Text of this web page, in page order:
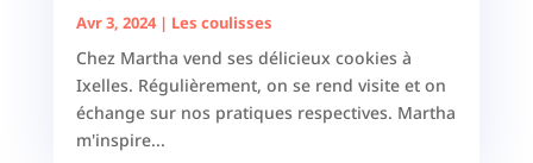
Avr 3, 2024| Les coulisses
Chez Martha vend ses délicieux cookies à
Ixelles. Régulièrement, on se rend visite et on
échange sur nos pratiques respectives. Martha
m'inspire...